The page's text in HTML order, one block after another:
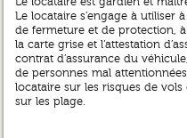
Le locataire s’engage à utiliser
de fermeture et de protection,
la carte grise et l’attestation
contrat d’assurance du
de personnes mal
locataire sur les risques de vols
sur les plage.